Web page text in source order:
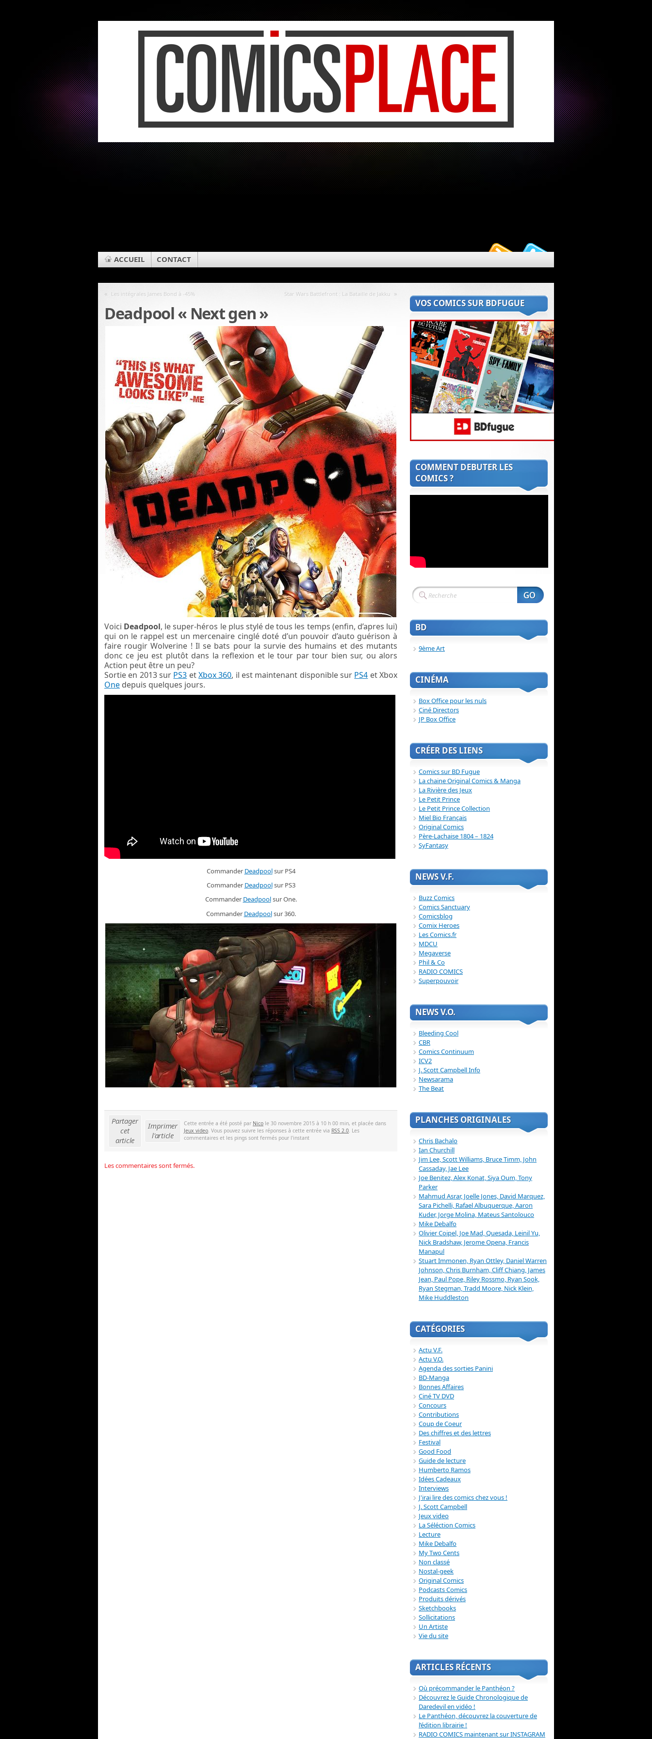
ACCUEIL CONTACT
« Les intégrales James Bond à -45% Star Wars Battlefront : La Bataille de Jakku »
Deadpool « Next gen »
Voici Deadpool, le super-héros le plus stylé de tous les temps (enfin, d’apres lui)
qui on le rappel est un mercenaire cinglé doté d’un pouvoir d’auto guérison à
faire rougir Wolverine ! Il se bats pour la survie des humains et des mutants
donc ce jeu est plutôt dans la reflexion et le tour par tour bien sur, ou alors
Action peut être un peu?
Sortie en 2013 sur PS3 etXbox 360, il est maintenant disponible sur PS4 et Xbox
One depuis quelques jours.
Commander Deadpoolsur PS4
Commander Deadpoolsur PS3
Commander Deadpoolsur One.
Commander Deadpoolsur 360.
Partager
cet
article
Imprimer
l'article
Cette entrée a été posté par Nico le 30 novembre 2015 à 10 h 00 min, et placée dans
Jeux video . Vous pouvez suivre les réponses à cette entrée via RSS 2.0 . Les
commentaires et les pings sont fermés pour l'instant
Les commentaires sont fermés.
VOS COMICS SUR BDFUGUE
COMMENT DEBUTER LES
COMICS ?
BD
9ème Art
CINÉMA
Box Office pour les nuls
Ciné Directors
JP Box Office
CRÉER DES LIENS
Comics sur BD Fugue
La chaine Original Comics & Manga
La Rivière des Jeux
Le Petit Prince
Le Petit Prince Collection
Miel Bio Français
Original Comics
Père-Lachaise 1804 – 1824
SyFantasy
NEWS V.F.
Buzz Comics
Comics Sanctuary
Comicsblog
Comix Heroes
Les Comics.fr
MDCU
Megaverse
Phil & Co
RADIO COMICS
Superpouvoir
NEWS V.O.
Bleeding Cool
CBR
Comics Continuum
ICV2
J. Scott Campbell Info
Newsarama
The Beat
PLANCHES ORIGINALES
Chris Bachalo
Ian Churchill
Jim Lee, Scott Williams, Bruce Timm, John
Cassaday, Jae Lee
Joe Benitez, Alex Konat, Siya Oum, Tony
Parker
Mahmud Asrar, Joelle Jones, David Marquez,
Sara Pichelli, Rafael Albuquerque, Aaron
Kuder, Jorge Molina, Mateus Santolouco
Mike Debalfo
Olivier Coipel, Joe Mad, Quesada, Leinil Yu,
Nick Bradshaw, Jerome Opena, Francis
Manapul
Stuart Immonen, Ryan Ottley, Daniel Warren
Johnson, Chris Burnham, Cliff Chiang, James
Jean, Paul Pope, Riley Rossmo, Ryan Sook,
Ryan Stegman, Tradd Moore, Nick Klein,
Mike Huddleston
CATÉGORIES
Actu V.F.
Actu V.O.
Agenda des sorties Panini
BD-Manga
Bonnes Affaires
Ciné TV DVD
Concours
Contributions
Coup de Coeur
Des chiffres et des lettres
Festival
Good Food
Guide de lecture
Humberto Ramos
Idées Cadeaux
Interviews
J'irai lire des comics chez vous !
J. Scott Campbell
Jeux video
La Séléction Comics
Lecture
Mike Debalfo
My Two Cents
Non classé
Nostal-geek
Original Comics
Podcasts Comics
Produits dérivés
Sketchbooks
Sollicitations
Un Artiste
Vie du site
ARTICLES RÉCENTS
Où précommander le Panthéon ?
Découvrez le Guide Chronologique de
Daredevil en vidéo !
Le Panthéon, découvrez la couverture de
l’édition librairie !
RADIO COMICS maintenant sur INSTAGRAM